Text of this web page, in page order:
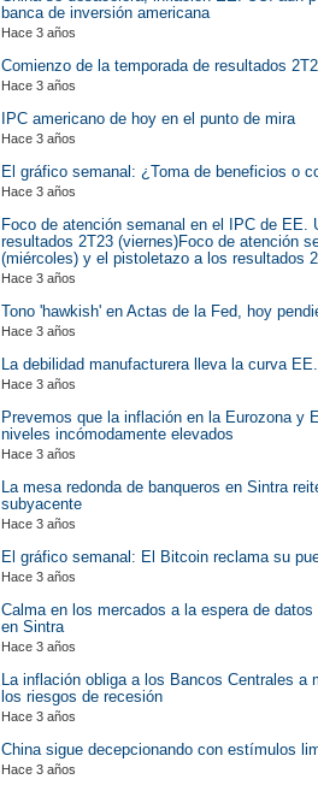
banca de inversión americana
Hace 3 años
Comienzo de la temporada de resultados
Hace 3 años
IPC americano de hoy en el punto de mira
Hace 3 años
El gráfico semanal: ¿Toma de beneficios o
Hace 3 años
Foco de atención semanal en el IPC de
resultados 2T23 (viernes)Foco de atención
(miércoles) y el pistoletazo a los resultados
Hace 3 años
Tono 'hawkish' en Actas de la Fed, hoy
Hace 3 años
La debilidad manufacturera lleva la curva
Hace 3 años
Prevemos que la inflación en la Eurozona y
niveles incómodamente elevados
Hace 3 años
La mesa redonda de banqueros en Sintra
subyacente
Hace 3 años
El gráfico semanal: El Bitcoin reclama su
Hace 3 años
Calma en los mercados a la espera de
en Sintra
Hace 3 años
La inflación obliga a los Bancos Centrales a
los riesgos de recesión
Hace 3 años
China sigue decepcionando con estímulos
Hace 3 años